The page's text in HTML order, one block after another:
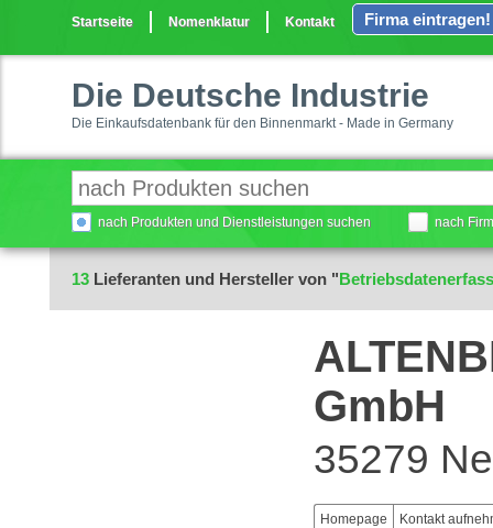
Startseite Nomenklatur Kontakt Firma eintragen!
Die Deutsche Industrie
Die Einkaufsdatenbank für den Binnenmarkt - Made in Germany
nach Produkten und Dienstleistungen suchen nach
13 Lieferanten und Hersteller von "
GmbH
35279
Homepage Kontakt